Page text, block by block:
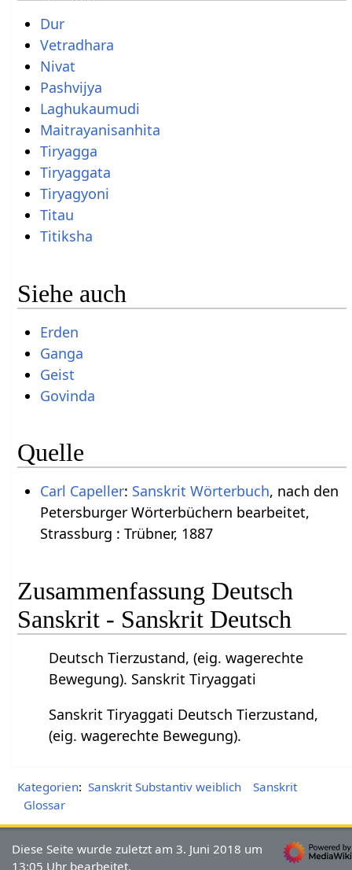
Dur
Vetradhara
Nivat
Pashvijya
Laghukaumudi
Maitrayanisanhita
Tiryagga
Tiryaggata
Tiryagyoni
Titau
Titiksha
Siehe auch
Erden
Ganga
Geist
Govinda
Quelle
Carl Capeller: Sanskrit Wörterbuch, nach den
Petersburger Wörterbüchern bearbeitet,
Strassburg : Trübner, 1887
Zusammenfassung Deutsch
Sanskrit - Sanskrit Deutsch
Deutsch Tierzustand, (eig. wagerechte
Bewegung). Sanskrit Tiryaggati
Sanskrit Tiryaggati Deutsch Tierzustand,
(eig. wagerechte Bewegung).
Kategorien: Sanskrit Substantiv weiblich
Sanskrit
Glossar
Diese Seite wurde zuletzt am 3. Juni 2018 um
13:05 Uhr bearbeitet.